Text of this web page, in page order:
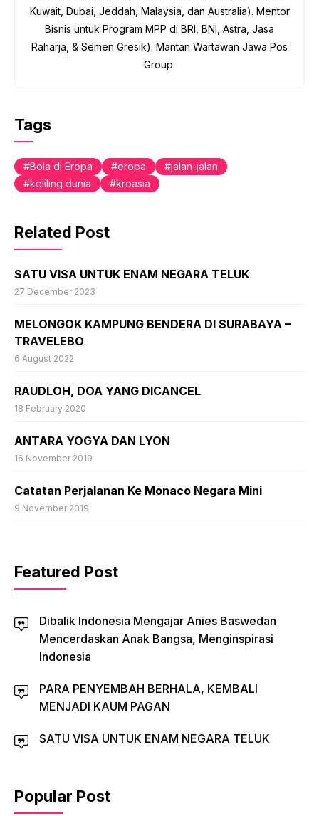
Kuwait, Dubai, Jeddah, Malaysia, dan Australia). Mentor
Bisnis untuk Program MPP di BRI, BNI, Astra, Jasa
Raharja, & Semen Gresik). Mantan Wartawan Jawa Pos
Group.
Tags
Bola di Eropa eropa
jalan-jalan
keliling dunia
kroasia
Related Post
SATU VISA UNTUK ENAM NEGARA TELUK
27 December 2023
MELONGOK KAMPUNG BENDERA DI SURABAYA –
TRAVELEBO
6 August 2022
RAUDLOH, DOA YANG DICANCEL
18 February 2020
ANTARA YOGYA DAN LYON
16 November 2019
Catatan Perjalanan Ke Monaco Negara Mini
9 November 2019
Featured Post
Dibalik Indonesia Mengajar Anies Baswedan
Mencerdaskan Anak Bangsa, Menginspirasi
Indonesia
PARA PENYEMBAH BERHALA, KEMBALI
MENJADI KAUM PAGAN
SATU VISA UNTUK ENAM NEGARA TELUK
Popular Post